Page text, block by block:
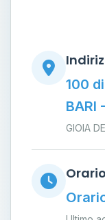
100
BARI
GIOIA
Orario